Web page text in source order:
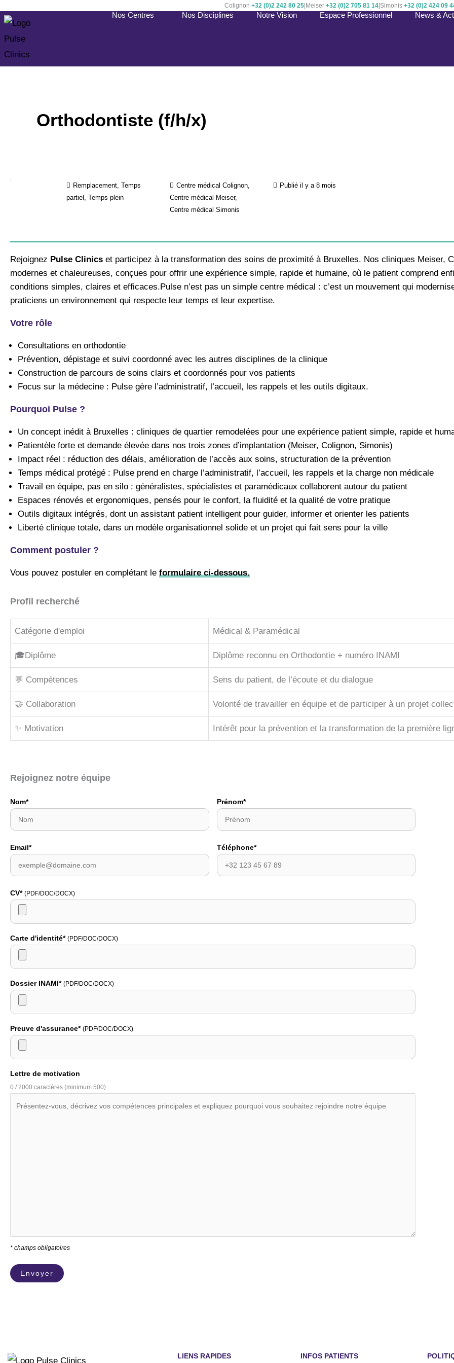
to
content
Colignon +32 (0)2 242 80 25 Meiser +32 (0)2 705 81 14 Simonis +32 (0)2 424 09
Nos Centres Nos Disciplines Notre Vision Espace Professionnel News &
Orthodontiste (f/h/x)
Remplacement, Temps
partiel, Temps plein
Centre médical Colignon,
Centre médical Meiser,
Centre médical Simonis
Publié il y a 8 mois
Rejoignez Pulse Clinics et participez à la transformation des soins de proximité à Bruxelles. Nos cliniques Meiser,
modernes et chaleureuses, conçues pour offrir une expérience simple, rapide et humaine, où le patient comprend
conditions simples, claires et efficaces.​ Pulse n’est pas un simple centre médical : c’est un mouvement qui
praticiens un environnement qui respecte leur temps et leur expertise.​
Votre rôle
Consultations en orthodontie
Prévention, dépistage et suivi coordonné avec les autres disciplines de la clinique
Construction de parcours de soins clairs et coordonnés pour vos patients
Focus sur la médecine : Pulse gère l’administratif, l’accueil, les rappels et les outils digitaux.​
Pourquoi Pulse ?
Un concept inédit à Bruxelles : cliniques de quartier remodelées pour une expérience patient simple, rapide et
Patientèle forte et demande élevée dans nos trois zones d’implantation (Meiser, Colignon, Simonis)
Impact réel : réduction des délais, amélioration de l’accès aux soins, structuration de la prévention
Temps médical protégé : Pulse prend en charge l’administratif, l’accueil, les rappels et la charge non médicale
Travail en équipe, pas en silo : généralistes, spécialistes et paramédicaux collaborent autour du patient
Espaces rénovés et ergonomiques, pensés pour le confort, la fluidité et la qualité de votre pratique
Outils digitaux intégrés, dont un assistant patient intelligent pour guider, informer et orienter les patients
Liberté clinique totale, dans un modèle organisationnel solide et un projet qui fait sens pour la ville
Comment postuler ?
Vous pouvez postuler en complétant le formulaire ci-dessous.
Profil recherché
Catégorie d'emploi Médical & Paramédical
🎓Diplôme Diplôme reconnu en Orthodontie + numéro INAMI
💬 Compétences Sens du patient, de l’écoute et du dialogue
🤝 Collaboration Volonté de travailler en équipe et de participer à un projet
✨ Motivation Intérêt pour la prévention et la transformation de la première
Rejoignez notre équipe
Nom* Prénom*
Email* Téléphone*
CV* (PDF/DOC/DOCX)
Carte d'identité* (PDF/DOC/DOCX)
Dossier INAMI* (PDF/DOC/DOCX)
Preuve d'assurance* (PDF/DOC/DOCX)
Lettre de motivation
0 / 2000 caractères (minimum 500)
* champs obligatoires
LIENS RAPIDES
INFOS PATIENTS